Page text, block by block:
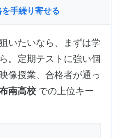
手繰り寄せる
いたいなら、まずは学
。定期テストに強い個
像授業、合格者が通っ
南高校 での上位キー